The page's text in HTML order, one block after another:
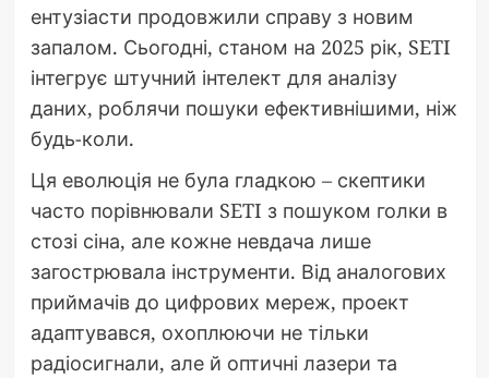
ентузіасти продовжили справу з новим
запалом. Сьогодні, станом на 2025 рік, SETI
інтегрує штучний інтелект для аналізу
даних, роблячи пошуки ефективнішими, ніж
будь-коли.
Ця еволюція не була гладкою – скептики
часто порівнювали SETI з пошуком голки в
стозі сіна, але кожне невдача лише
загострювала інструменти. Від аналогових
приймачів до цифрових мереж, проект
адаптувався, охоплюючи не тільки
радіосигнали, але й оптичні лазери та